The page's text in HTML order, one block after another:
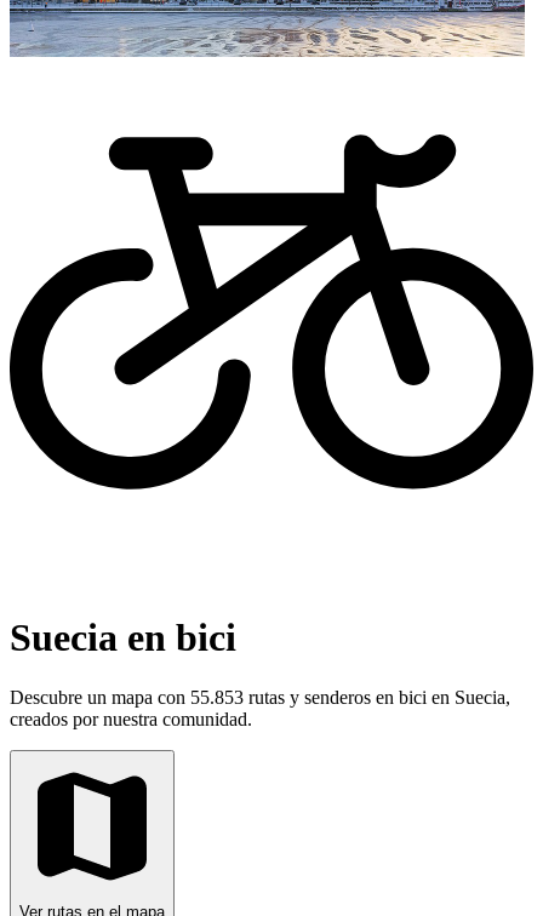
Suecia en bici
Descubre un mapa con 55.853 rutas y senderos en bici en Suecia,
creados por nuestra comunidad.
Ver rutas en el mapa